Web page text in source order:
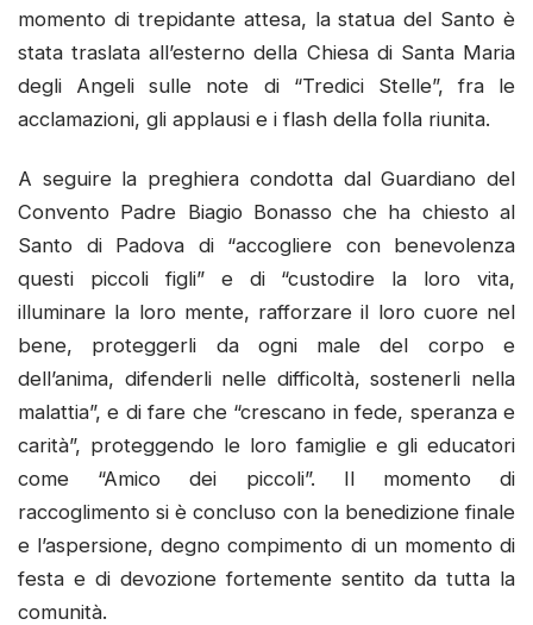
momento di trepidante attesa, la statua del Santo è
stata traslata all’esterno della Chiesa di Santa Maria
degli Angeli sulle note di “Tredici Stelle”, fra le
acclamazioni, gli applausi e i flash della folla riunita.
A seguire la preghiera condotta dal Guardiano del
Convento Padre Biagio Bonasso che ha chiesto al
Santo di Padova di “accogliere con benevolenza
questi piccoli figli” e di “custodire la loro vita,
illuminare la loro mente, rafforzare il loro cuore nel
bene, proteggerli da ogni male del corpo e
dell’anima, difenderli nelle difficoltà, sostenerli nella
malattia”, e di fare che “crescano in fede, speranza e
carità”, proteggendo le loro famiglie e gli educatori
come “Amico dei piccoli”. Il momento di
raccoglimento si è concluso con la benedizione finale
e l’aspersione, degno compimento di un momento di
festa e di devozione fortemente sentito da tutta la
comunità.